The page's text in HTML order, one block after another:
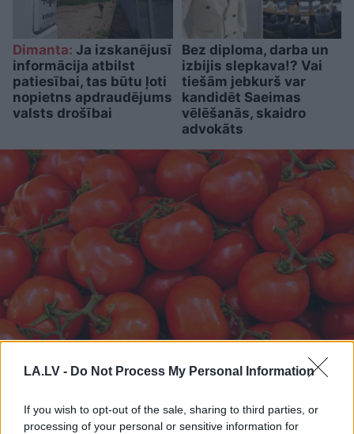
LA.LV - Do Not Process My Personal Information
If you wish to opt-out of the sale, sharing to third parties, or
processing of your personal or sensitive information for
Dimanta: Ja izskanējusī
informācija atbilst
patiesībai, tas būtu ļoti
nopietns apdraudējums
valsts drošībai
Bez diploma, darba un
izbijis slepkava!? Vai
tiešām jebkurš var
kandidēt Saeimas
vēlēšanās, skaidro
advokāts
FOTO.“Vai tas ir normāli?”
Guntars veikalā nopērk
tomātu, taču, pārgriežot to